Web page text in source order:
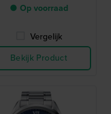
● Op voorraad
Vergelijk
Bekijk Product